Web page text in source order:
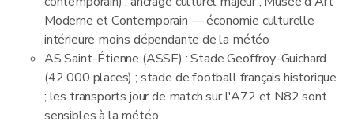
Moderne et Contemporain — économie culturelle
intérieure moins dépendante de la météo
AS Saint-Étienne (ASSE) : Stade Geoffroy-Guichard
(42 000 places) ; stade de football français historique
; les transports jour de match sur l'A72 et N82 sont
sensibles à la météo